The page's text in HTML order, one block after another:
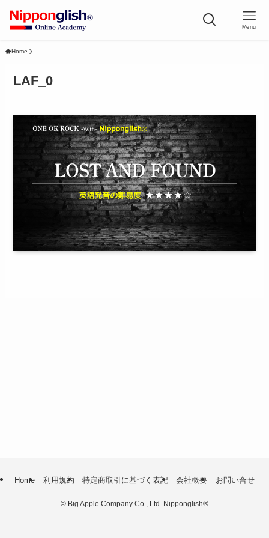
Menu
Home
LAF_0
Home 利用規約 特定商取引に基づく表記 会社概要 お問い合せ
© Big Apple Company Co., Ltd. Nipponglish®